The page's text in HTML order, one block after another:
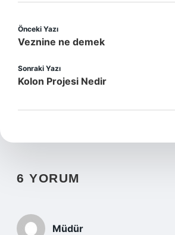
Önceki Yazı
Veznine ne demek
Sonraki Yazı
Kolon Projesi Nedir
6 YORUM
Müdür